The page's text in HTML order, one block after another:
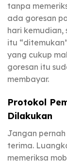
tanpa
ada goresan
hari kemudian,
itu
yang cukup
goresan itu
membayar.
Protokol
Dilakukan
Jangan
terima.
memeriksa